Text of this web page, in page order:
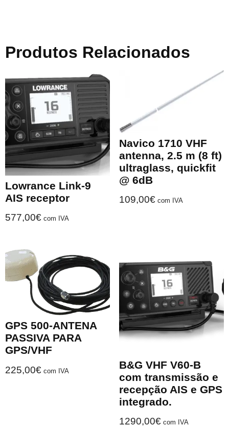
Produtos Relacionados
Lowrance Link-9
AIS receptor
577,00€ com IVA
Navico 1710 VHF
antenna, 2.5 m (8 ft)
ultraglass, quickfit
@ 6dB
109,00€ com IVA
GPS 500-ANTENA
PASSIVA PARA
GPS/VHF
225,00€ com IVA
B&G VHF V60-B
com transmissão e
recepção AIS e GPS
integrado.
1290,00€ com IVA